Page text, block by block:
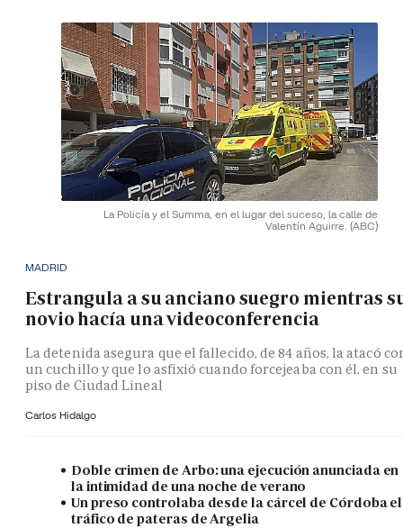
La Policía y el Summa, en el lugar del suceso, la calle de
Valentín Aguirre. (ABC)
MADRID
Estrangula a su anciano suegro mientras
novio hacía una videoconferencia
La detenida asegura que el fallecido, de 84 años, la atacó
un cuchillo y que lo asfixió cuando forcejeaba con él, en su
piso de Ciudad Lineal
Carlos Hidalgo
Doble crimen de Arbo: una ejecución anunciada en
la intimidad de una noche de verano
Un preso controlaba desde la cárcel de Córdoba el
tráfico de pateras de Argelia